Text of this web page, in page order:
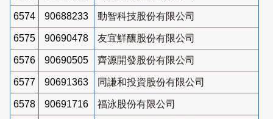
6574 90688233 動智科技股份有限公司
6575 90690478 友宜鮮釀股份有限公司
6576 90690505 齊源開發股份有限公司
6577 90691363 同謙和投資股份有限公司
6578 90691716 福泳股份有限公司